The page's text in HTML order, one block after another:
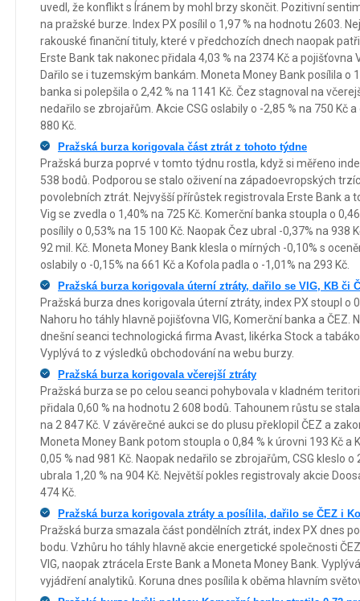
uvedl, že konflikt s Íránem by mohl brzy skončit. Pozitivní
na pražské burze. Index PX posílil o 1,97 % na hodnotu 2603.
rakouské finanční tituly, které v předchozích dnech naopak
Erste Bank tak nakonec přidala 4,03 % na 2374 Kč a pojišťovna
Dařilo se i tuzemským bankám. Moneta Money Bank posílila o
banka si polepšila o 2,42 % na 1141 Kč. Čez stagnoval na
nedařilo se zbrojařům. Akcie CSG oslabily o -2,85 % na 750 Kč
880 Kč.
Pražská burza korigovala část ztrát z tohoto týdne
Pražská burza poprvé v tomto týdnu rostla, když si měřeno
538 bodů. Podporou se stalo oživení na západoevropských
povolebních ztrát. Nejvyšší přírůstek registrovala Erste Bank a
Vig se zvedla o 1,40% na 725 Kč. Komerční banka stoupla o
posílily o 0,53% na 15 100 Kč. Naopak Čez ubral -0,37% na 938
92 mil. Kč. Moneta Money Bank klesla o mírných -0,10% s
oslabily o -0,15% na 661 Kč a Kofola padla o -1,01% na 293 Kč.
Pražská burza korigovala úterní ztráty, dařilo se VIG, KB či
Pražská burza dnes korigovala úterní ztráty, index PX stoupl o
Nahoru ho táhly hlavně pojišťovna VIG, Komerční banka a ČEZ.
dnešní seanci technologická firma Avast, likérka Stock a
Vyplývá to z výsledků obchodování na webu burzy.
Pražská burza korigovala včerejší ztráty
Pražská burza se po celou seanci pohybovala v kladném
přidala 0,60 % na hodnotu 2 608 bodů. Tahounem růstu se
na 2 847 Kč. V závěrečné aukci se do plusu překlopil ČEZ a
Moneta Money Bank potom stoupla o 0,84 % k úrovni 193 Kč a
0,05 % nad 981 Kč. Naopak nedařilo se zbrojařům, CSG kleslo o
ubrala 1,20 % na 904 Kč. Největší pokles registrovaly akcie
474 Kč.
Pražská burza korigovala ztráty a posílila, dařilo se ČEZ i
Pražská burza smazala část pondělních ztrát, index PX dnes
bodu. Vzhůru ho táhly hlavně akcie energetické společnosti
VIG, naopak ztrácela Erste Bank a Moneta Money Bank.
vyjádření analytiků. Koruna dnes posílila k oběma hlavním